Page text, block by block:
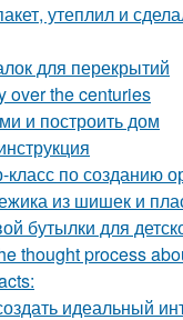
утеплил и
для перекрытий
over the centuries
и построить дом
по созданию
из шишек и
бутылки для
thought process
идеальный